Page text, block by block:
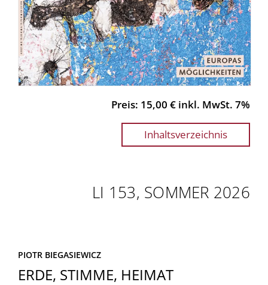
Preis: 15,00 € inkl. MwSt. 7%
Inhaltsverzeichnis
LI 153, SOMMER 2026
PIOTR BIEGASIEWICZ
ERDE, STIMME, HEIMAT